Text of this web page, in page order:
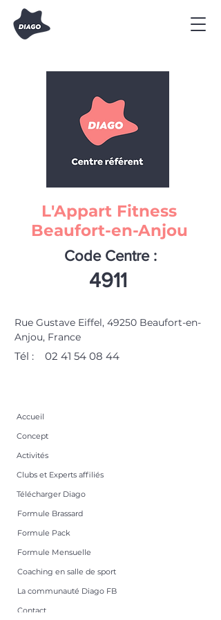
L'Appart Fitness
Beaufort-en-Anjou
Code Centre :
4911
Rue Gustave Eiffel, 49250 Beaufort-en-
Anjou, France
Tél : 02 41 54 08 44
Accueil
Concept
Activités
Clubs et Experts affiliés
Télécharger Diago
Formule Brassard
Formule Pack
Formule Mensuelle
Coaching en salle de sport
La communauté Diago FB
Contact